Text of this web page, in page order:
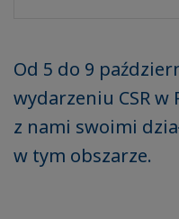
Od 5 do 9
wydarzeniu CSR
z nami swoimi
w tym obszarze.